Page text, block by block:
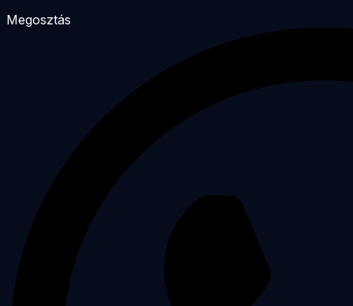
Megosztás